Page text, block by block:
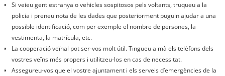
Si veieu gent estranya o vehicles sospitosos pels voltants, truqueu a la
policia i preneu nota de les dades que posteriorment puguin ajudar a una
possible identificació, com per exemple el nombre de persones, la
vestimenta, la matrícula, etc.
La cooperació veïnal pot ser-vos molt útil. Tingueu a mà els telèfons dels
vostres veïns més propers i utilitzeu-los en cas de necessitat.
Assegureu-vos que el vostre ajuntament i els serveis d’emergències de la